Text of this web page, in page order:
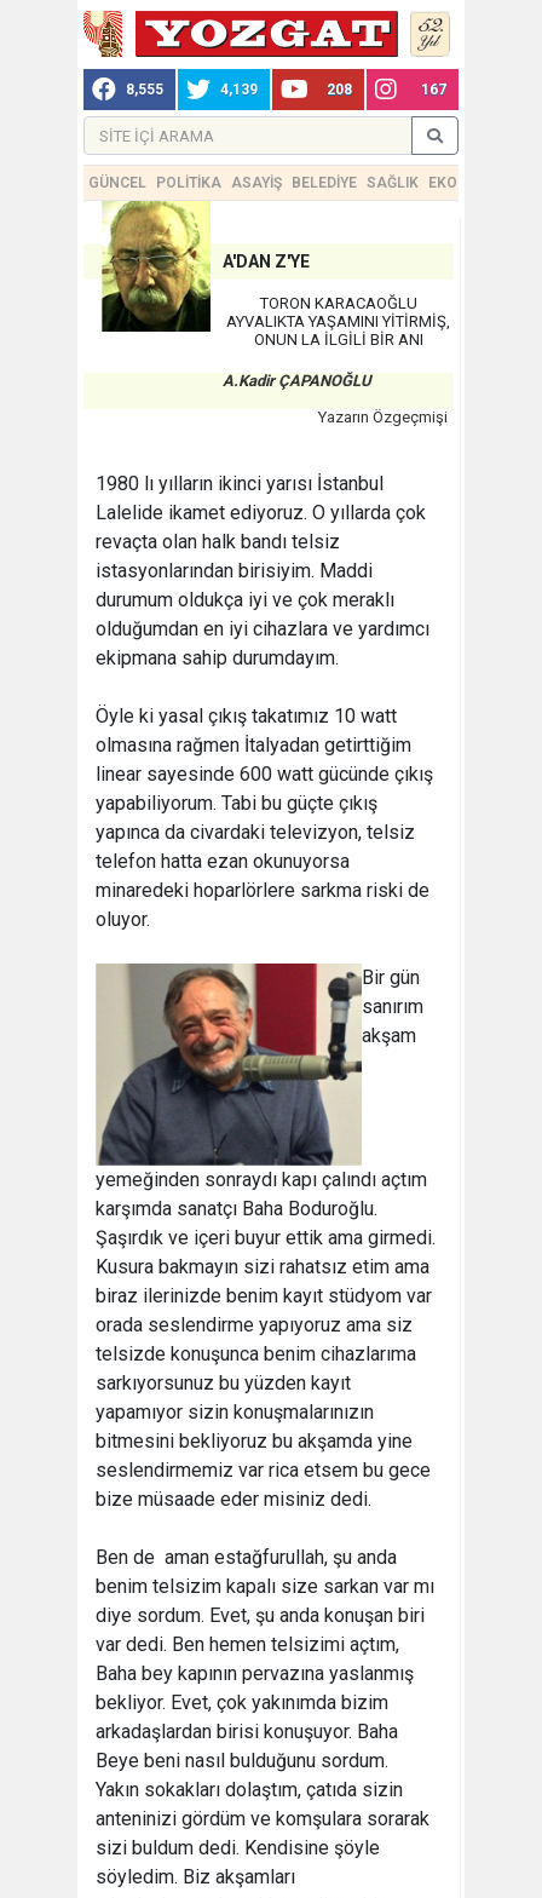
8,555 4,139 208 167
GÜNCEL POLİTİKA ASAYİŞ BELEDİYE SAĞLIK EKONOMİ
A'DAN Z'YE
TORON KARACAOĞLU
AYVALIKTA YAŞAMINI YİTİRMİŞ,
ONUN LA İLGİLİ BİR ANI
A.Kadir ÇAPANOĞLU
Yazarın Özgeçmişi
1980 lı yılların ikinci yarısı İstanbul
Lalelide ikamet ediyoruz. O yıllarda çok
revaçta olan halk bandı telsiz
istasyonlarından birisiyim. Maddi
durumum oldukça iyi ve çok meraklı
olduğumdan en iyi cihazlara ve yardımcı
ekipmana sahip durumdayım.
Öyle ki yasal çıkış takatımız 10 watt
olmasına rağmen İtalyadan getirttiğim
linear sayesinde 600 watt gücünde çıkış
yapabiliyorum. Tabi bu güçte çıkış
yapınca da civardaki televizyon, telsiz
telefon hatta ezan okunuyorsa
minaredeki hoparlörlere sarkma riski de
oluyor.
Bir gün
sanırım
akşam
yemeğinden sonraydı kapı çalındı açtım
karşımda sanatçı Baha Boduroğlu.
Şaşırdık ve içeri buyur ettik ama girmedi.
Kusura bakmayın sizi rahatsız etim ama
biraz ilerinizde benim kayıt stüdyom var
orada seslendirme yapıyoruz ama siz
telsizde konuşunca benim cihazlarıma
sarkıyorsunuz bu yüzden kayıt
yapamıyor sizin konuşmalarınızın
bitmesini bekliyoruz bu akşamda yine
seslendirmemiz var rica etsem bu gece
bize müsaade eder misiniz dedi.
Ben de  aman estağfurullah, şu anda
benim telsizim kapalı size sarkan var mı
diye sordum. Evet, şu anda konuşan biri
var dedi. Ben hemen telsizimi açtım,
Baha bey kapının pervazına yaslanmış
bekliyor. Evet, çok yakınımda bizim
arkadaşlardan birisi konuşuyor. Baha
Beye beni nasıl bulduğunu sordum.
Yakın sokakları dolaştım, çatıda sizin
anteninizi gördüm ve komşulara sorarak
sizi buldum dedi. Kendisine şöyle
söyledim. Biz akşamları